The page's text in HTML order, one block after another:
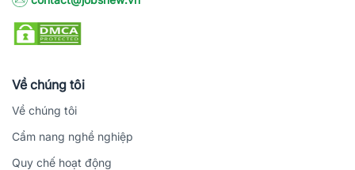
Về chúng tôi
Về chúng tôi
Cẩm nang nghề nghiệp
Quy chế hoạt động